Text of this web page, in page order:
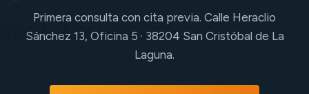
Primera consulta con cita previa. Calle Heraclio
Sánchez 13, Oficina 5 · 38204 San Cristóbal de La
Laguna.